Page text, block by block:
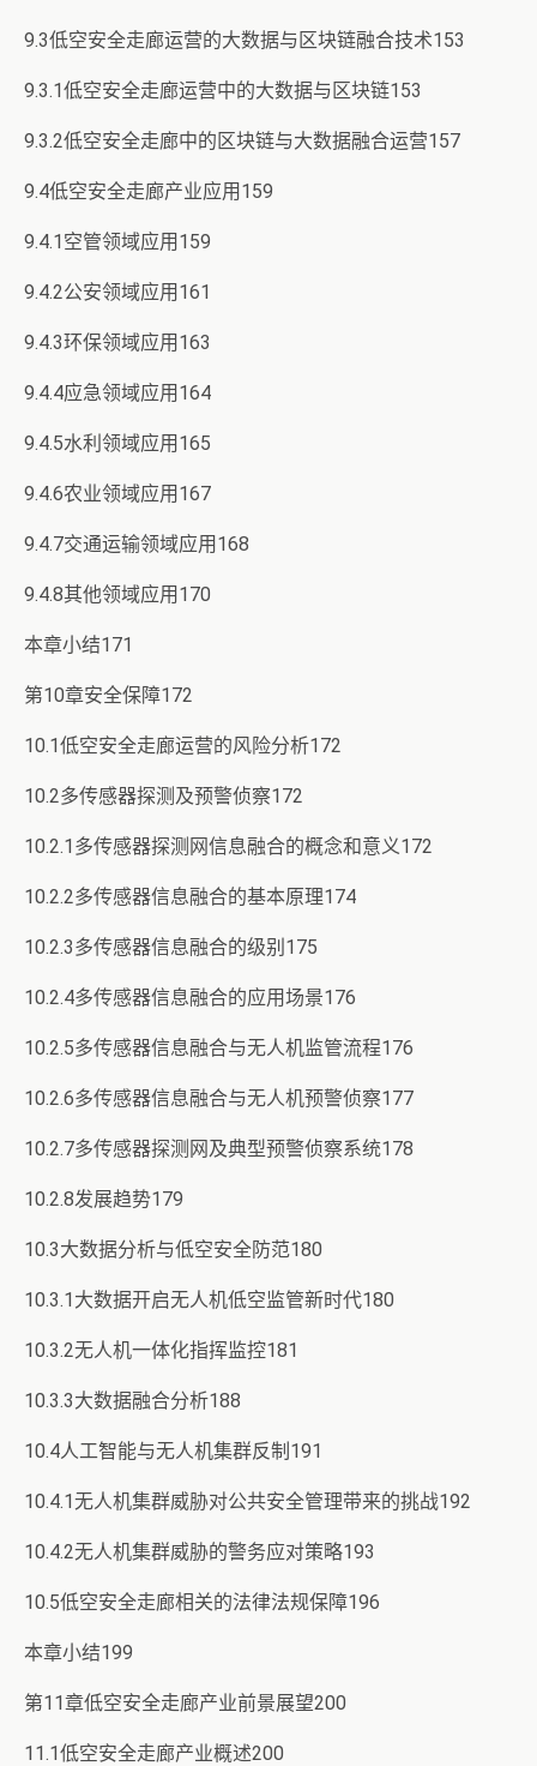
9.3低空安全走廊运营的大数据与区块链融合技术153
9.3.1低空安全走廊运营中的大数据与区块链153
9.3.2低空安全走廊中的区块链与大数据融合运营157
9.4低空安全走廊产业应用159
9.4.1空管领域应用159
9.4.2公安领域应用161
9.4.3环保领域应用163
9.4.4应急领域应用164
9.4.5水利领域应用165
9.4.6农业领域应用167
9.4.7交通运输领域应用168
9.4.8其他领域应用170
本章小结171
第10章安全保障172
10.1低空安全走廊运营的风险分析172
10.2多传感器探测及预警侦察172
10.2.1多传感器探测网信息融合的概念和意义172
10.2.2多传感器信息融合的基本原理174
10.2.3多传感器信息融合的级别175
10.2.4多传感器信息融合的应用场景176
10.2.5多传感器信息融合与无人机监管流程176
10.2.6多传感器信息融合与无人机预警侦察177
10.2.7多传感器探测网及典型预警侦察系统178
10.2.8发展趋势179
10.3大数据分析与低空安全防范180
10.3.1大数据开启无人机低空监管新时代180
10.3.2无人机一体化指挥监控181
10.3.3大数据融合分析188
10.4人工智能与无人机集群反制191
10.4.1无人机集群威胁对公共安全管理带来的挑战192
10.4.2无人机集群威胁的警务应对策略193
10.5低空安全走廊相关的法律法规保障196
本章小结199
第11章低空安全走廊产业前景展望200
11.1低空安全走廊产业概述200